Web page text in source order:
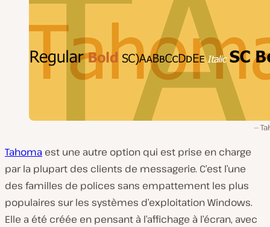
Tahoma est une autre option qui est prise en charge
par la plupart des clients de messagerie. C’est l’une
des familles de polices sans empattement les plus
populaires sur les systèmes d’exploitation Windows.
Elle a été créée en pensant à l’affichage à l’écran, avec